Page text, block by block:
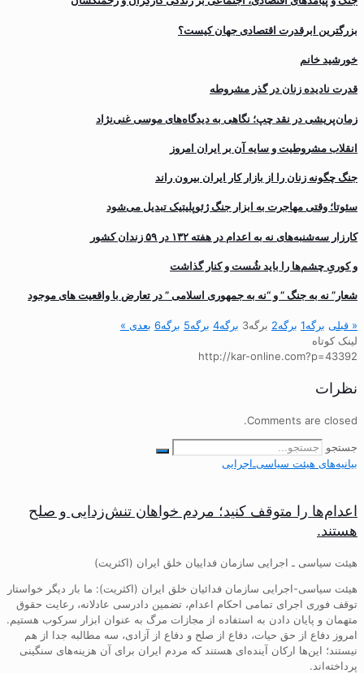
بزرگترین ابرقدرت اقتصادی جهان کیست؟
خورشید خانم
قدرت نادیده زنان در گذر مشروطه
زمان‌پریشی در نقد چپ؛ نگاهی به دیدگاه‌های موسی غنی‌نژاد
انقلاب مشروطیت و سایه آن بر ایران امروز
جنگ چگونه زنان را از بازار کار ایران بیرون راند
سئوتا؛ وقتی مهاجرت به ابزار جنگ ژئوپلیتیک تبدیل می‌شود
کارزار سه‌شنبه‌های نه به اعدام در هفته ۱۳۲ در ۵۹ زندان کشور
و کوریِ چشم‌ها را باید شُست و کنار گذاشت
شعار” نه به جنگ ” و “نه به جمهوری اسلامی ” در تعارض با واقعیت های موجود
« قبلی برگه1 برگه2 برگه3 برگه4 برگه5 برگه6 بعدی »
لینک کوتاه
http://kar-online.com?p=43392
نظرات
Comments are closed.
جستجو
بیانیه‌های هیئت‌ سیاسی‌ـ‌اجرایی
اعدام‌ها را متوقف کنید؛ مردم خواهان تنش‌زدایی و صلح
هستند.
هیئت سیاسی ـ اجرایی سازمان فداییان خلق ایران (اکثریت)
هیئت سیاسی-اجرایی سازمان فدائیان خلق ایران (اکثریت): ما بار دیگر خواستار
توقف فوری اجرای تمامی احکام اعدام، تضمین دادرسی عادلانه، رعایت حقوق
متهمان و پایان دادن به استفاده از مجازات مرگ به عنوان ابزار سرکوب هستیم.
امروز دفاع از حق حیات، دفاع از صلح و دفاع از آزادی، سه مطالبه جدا از هم
نیستند؛ این‌ها ارکان آینده‌ای هستند که مردم ایران برای آن هزینه‌های سنگینی
پرداخته‌اند.